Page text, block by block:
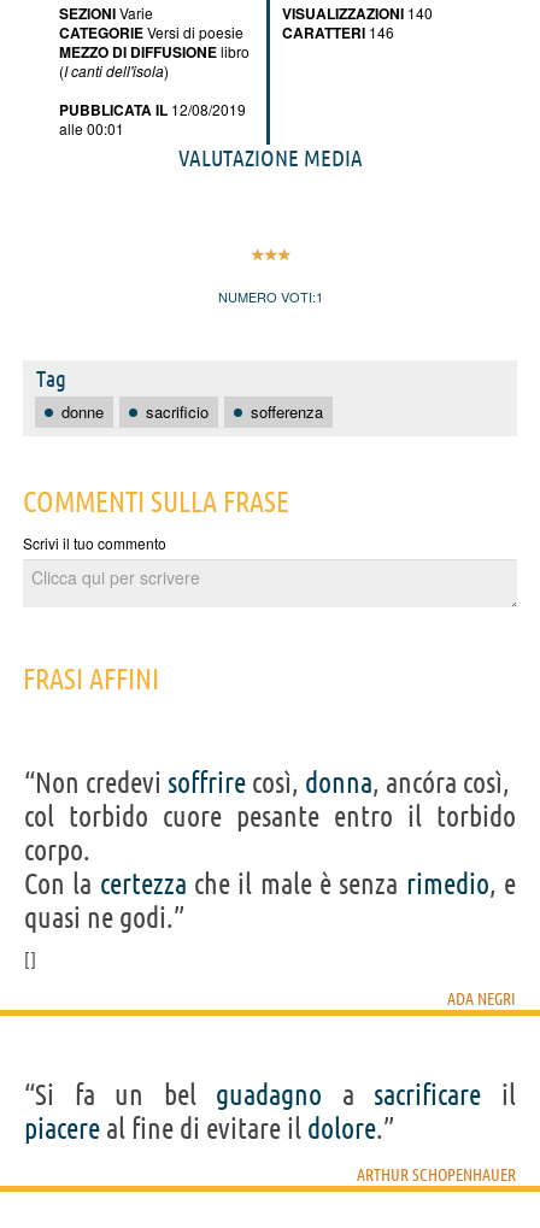
SEZIONIVarie
CATEGORIEVersi di poesie
MEZZO DI DIFFUSIONElibro
(I canti dell'isola)
PUBBLICATA IL 12/08/2019
alle 00:01
VISUALIZZAZIONI 140
CARATTERI 146
VALUTAZIONE MEDIA
NUMERO VOTI:1
Tag
donne sacrificio sofferenza
COMMENTI SULLA FRASE
Scrivi il tuo commento
FRASI AFFINI
“Non credevi soffrire così, donna, ancóra così,
col torbido cuore pesante entro il torbido
corpo.
Con la certezza che il male è senza rimedio, e
quasi ne godi.”
ADA NEGRI
“Si fa un bel guadagno a sacrificare il
piacere al fine di evitare il dolore.”
ARTHUR SCHOPENHAUER